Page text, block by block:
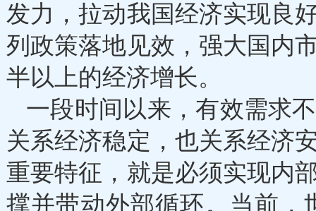
发力，拉动我国经济实现良
列政策落地见效，强大国内
半以上的经济增长。
一段时间以来，有效需求
关系经济稳定，也关系经济
重要特征，就是必须实现内
撑并带动外部循环。当前，